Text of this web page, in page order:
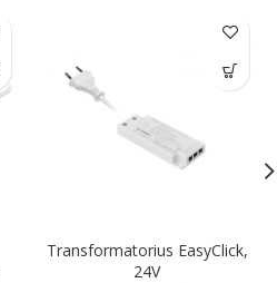
Transformatorius EasyClick,
24V